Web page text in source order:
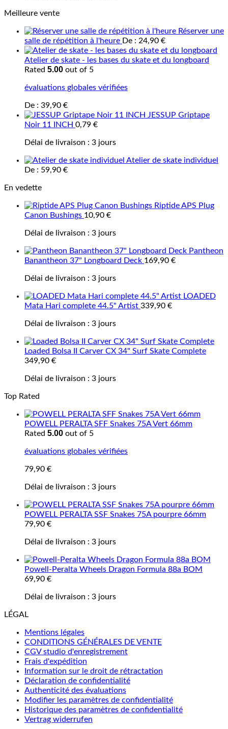
Meilleure vente
Réserver une
salle de répétition à l'heure De : 24,90 €
Atelier de skate - les bases du skate et du longboard
Rated 5.00 out of 5
évaluations globales vérifiées
De : 39,90 €
JESSUP Griptape
Noir 11 INCH 0,79 €
Délai de livraison : 3 jours
Atelier de skate individuel
De : 59,90 €
En vedette
Riptide APS Plug
Canon Bushings 10,90 €
Délai de livraison : 3 jours
Pantheon
Banantheon 37" Longboard Deck 169,90 €
Délai de livraison : 3 jours
LOADED
Mata Hari complete 44.5" Artist 339,90 €
Délai de livraison : 3 jours
Loaded Bolsa II Carver CX 34" Surf Skate Complete
349,90 €
Délai de livraison : 3 jours
Top Rated
POWELL PERALTA SFF Snakes 75A Vert 66mm
Rated 5.00 out of 5
évaluations globales vérifiées
79,90 €
Délai de livraison : 3 jours
POWELL PERALTA SSF Snakes 75A pourpre 66mm
79,90 €
Délai de livraison : 3 jours
Powell-Peralta Wheels Dragon Formula 88a BOM
69,90 €
Délai de livraison : 3 jours
LÉGAL
Mentions légales
CONDITIONS GÉNÉRALES DE VENTE
CGV studio d'enregistrement
Frais d'expédition
Information sur le droit de rétractation
Déclaration de confidentialité
Authenticité des évaluations
Modifier les paramètres de confidentialité
Historique des paramètres de confidentialité
Vertrag widerrufen